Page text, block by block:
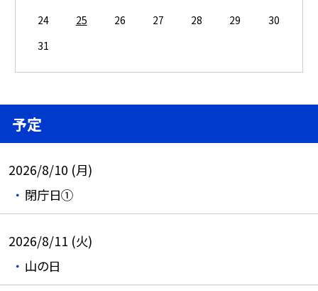
24
25 26 27 28 29
30
31
予定
2026/8/10 (月)
閉庁日①
2026/8/11 (火)
山の日